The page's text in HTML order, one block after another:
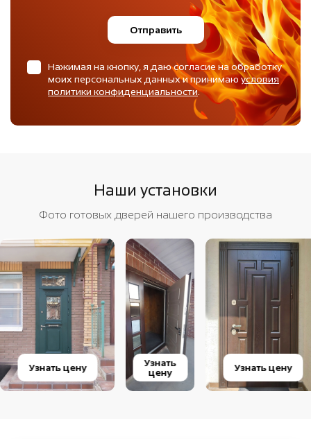
Отправить
Нажимая на кнопку, я даю согласие на обработку
моих персональных данных и принимаюусловия
политики конфиденциальности.
Наши установки
Фото готовых дверей нашего производства
Узнать цену
Узнать
цену
Узнать цену